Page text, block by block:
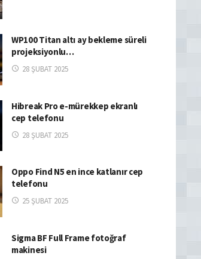
WP100 Titan altı ay bekleme süreli
projeksiyonlu…
28 ŞUBAT 2025
Hibreak Pro e-mürekkep ekranlı
cep telefonu
28 ŞUBAT 2025
Oppo Find N5 en ince katlanır cep
telefonu
25 ŞUBAT 2025
Sigma BF Full Frame fotoğraf
makinesi